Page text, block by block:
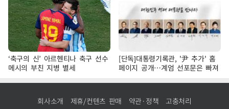
‘축구의 신’ 아르헨티나 축구 선수
메시의 부친 지병 별세
[단독]대통령기록관, '尹 추가' 홈
페이지 공개…계엄 선포문은 빠져
회사소개 제휴/컨텐츠 판매 약관·정책 고충처리